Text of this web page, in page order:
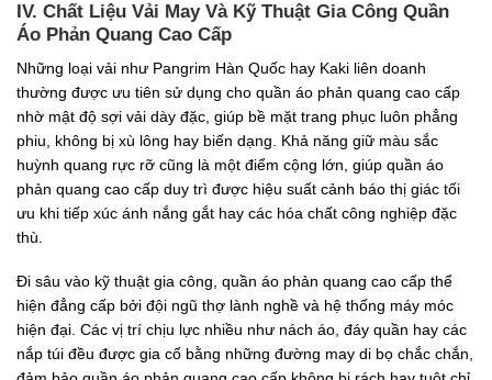
IV. Chất Liệu Vải May Và Kỹ Thuật Gia Công Quần
Áo Phản Quang Cao Cấp
Những loại vải như Pangrim Hàn Quốc hay Kaki liên doanh
thường được ưu tiên sử dụng cho quần áo phản quang cao cấp
nhờ mật độ sợi vải dày đặc, giúp bề mặt trang phục luôn phẳng
phiu, không bị xù lông hay biến dạng. Khả năng giữ màu sắc
huỳnh quang rực rỡ cũng là một điểm cộng lớn, giúp quần áo
phản quang cao cấp duy trì được hiệu suất cảnh báo thị giác tối
ưu khi tiếp xúc ánh nắng gắt hay các hóa chất công nghiệp đặc
thù.
Đi sâu vào kỹ thuật gia công, quần áo phản quang cao cấp thể
hiện đẳng cấp bởi đội ngũ thợ lành nghề và hệ thống máy móc
hiện đại. Các vị trí chịu lực nhiều như nách áo, đáy quần hay các
nắp túi đều được gia cố bằng những đường may di bọ chắc chắn,